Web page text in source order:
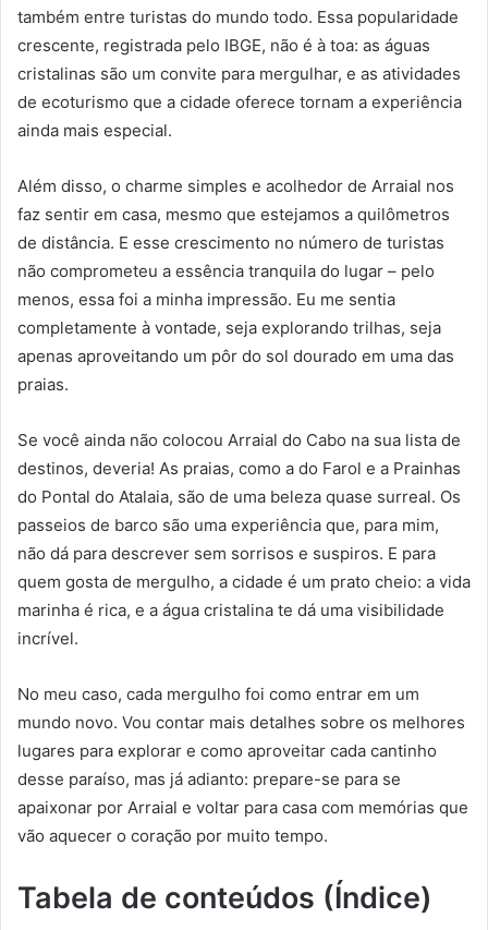
também entre turistas do mundo todo. Essa popularidade
crescente, registrada pelo IBGE, não é à toa: as águas
cristalinas são um convite para mergulhar, e as atividades
de ecoturismo que a cidade oferece tornam a experiência
ainda mais especial.
Além disso, o charme simples e acolhedor de Arraial nos
faz sentir em casa, mesmo que estejamos a quilômetros
de distância. E esse crescimento no número de turistas
não comprometeu a essência tranquila do lugar – pelo
menos, essa foi a minha impressão. Eu me sentia
completamente à vontade, seja explorando trilhas, seja
apenas aproveitando um pôr do sol dourado em uma das
praias.
Se você ainda não colocou Arraial do Cabo na sua lista de
destinos, deveria! As praias, como a do Farol e a Prainhas
do Pontal do Atalaia, são de uma beleza quase surreal. Os
passeios de barco são uma experiência que, para mim,
não dá para descrever sem sorrisos e suspiros. E para
quem gosta de mergulho, a cidade é um prato cheio: a vida
marinha é rica, e a água cristalina te dá uma visibilidade
incrível.
No meu caso, cada mergulho foi como entrar em um
mundo novo. Vou contar mais detalhes sobre os melhores
lugares para explorar e como aproveitar cada cantinho
desse paraíso, mas já adianto: prepare-se para se
apaixonar por Arraial e voltar para casa com memórias que
vão aquecer o coração por muito tempo.
Tabela de conteúdos (Índice)